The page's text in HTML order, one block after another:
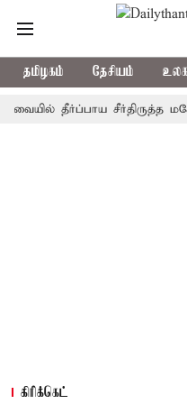
தமிழகம் தேசியம்
தீர்ப்பாய சீர்திருத்த மசோதா
கிரிக்கெட்